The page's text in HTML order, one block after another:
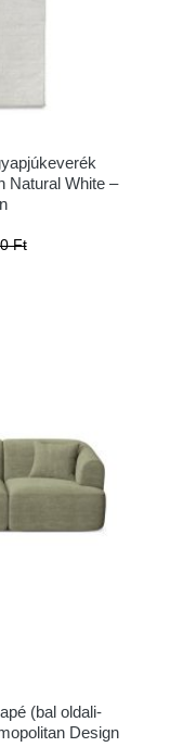
Natural White –
Ft
(bal oldali-
Design